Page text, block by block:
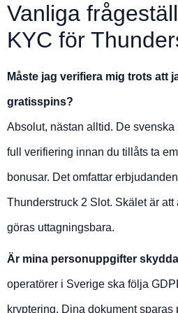
Vanliga
KYC för
Måste jag verifiera mig trots att
gratisspins?
Absolut, nästan alltid. De
full verifiering innan du tillåts ta
bonusar. Det omfattar
Thunderstruck 2 Slot. Skälet är
göras uttagningsbara.
Är mina personuppgifter
operatörer i Sverige ska följa
kryptering. Dina dokument